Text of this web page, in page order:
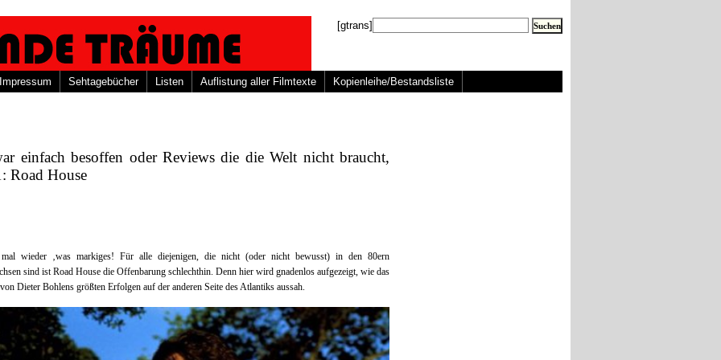
[gtrans]
Impressum Sehtagebücher Listen Auflistung aller Filmtexte Kopienleihe/Bestandsliste
einfach besoffen oder Reviews die die Welt nicht braucht,
Road House
wieder ‚was markiges! Für alle diejenigen, die nicht (oder nicht bewusst) in den 80ern
sind ist Road House die Offenbarung schlechthin. Denn hier wird gnadenlos aufgezeigt, wie das
Dieter Bohlens größten Erfolgen auf der anderen Seite des Atlantiks aussah.